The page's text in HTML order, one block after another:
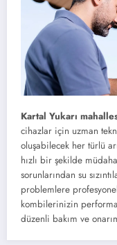
Kartal Yukarı
cihazlar için uzman
oluşabilecek her türlü
hızlı bir şekilde
sorunlarından su
problemlere
kombilerinizin
düzenli bakım ve